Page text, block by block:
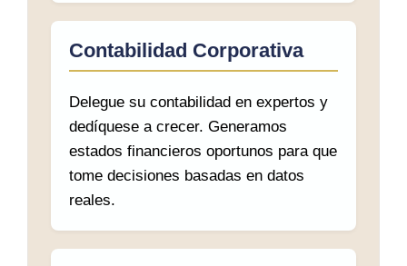
Contabilidad Corporativa
Delegue su contabilidad en expertos y
dedíquese a crecer. Generamos
estados financieros oportunos para que
tome decisiones basadas en datos
reales.